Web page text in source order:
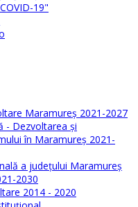
19"
Maramureș 2021-2027
- Dezvoltarea și
în Maramureș 2021-
a județului Maramureș
2030
2014 - 2020